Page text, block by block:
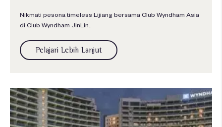
Nikmati pesona timeless Lijiang bersama Club Wyndham Asia
di Club Wyndham JinLin..
Pelajari Lebih Lanjut